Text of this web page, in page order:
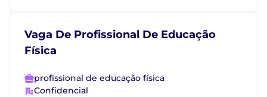
Vaga De Profissional De Educação
Física
profissional de educação física
Confidencial